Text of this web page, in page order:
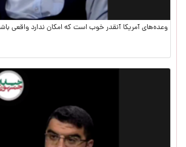
وعده‌های آمریکا آنقدر خوب است که امکان ندارد واقعی